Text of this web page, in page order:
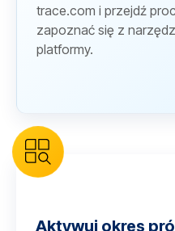
trace.com i przejdź
zapoznać się z
platformy.
Aktywuj okres